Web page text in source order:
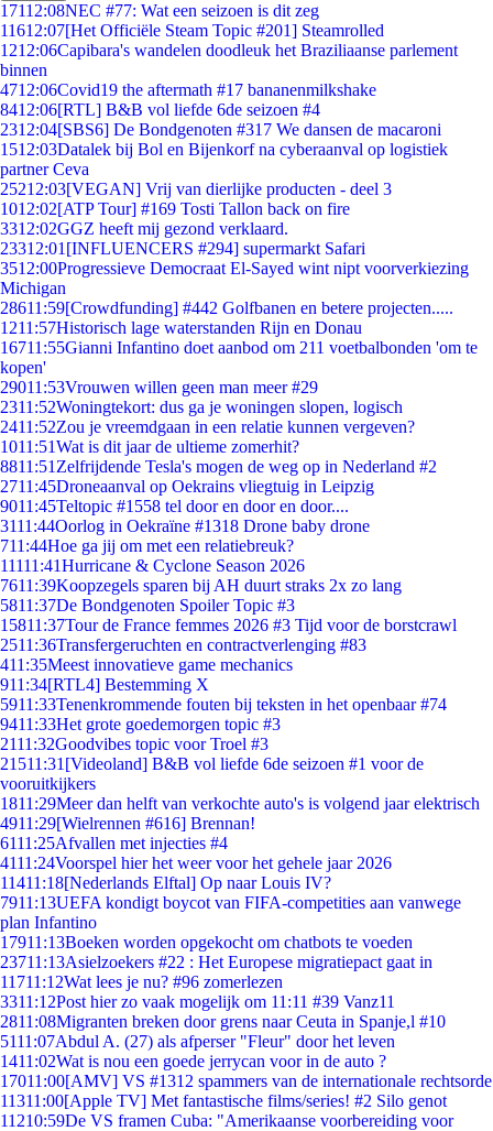
17112:08NEC #77: Wat een seizoen is dit zeg
11612:07[Het Officiële Steam Topic #201] Steamrolled
1212:06Capibara's wandelen doodleuk het Braziliaanse parlement
binnen
4712:06Covid19 the aftermath #17 bananenmilkshake
8412:06[RTL] B&B vol liefde 6de seizoen #4
2312:04[SBS6] De Bondgenoten #317 We dansen de macaroni
1512:03Datalek bij Bol en Bijenkorf na cyberaanval op logistiek
partner Ceva
25212:03[VEGAN] Vrij van dierlijke producten - deel 3
1012:02[ATP Tour] #169 Tosti Tallon back on fire
3312:02GGZ heeft mij gezond verklaard.
23312:01 [INFLUENCERS #294] supermarkt Safari
3512:00Progressieve Democraat El-Sayed wint nipt voorverkiezing
Michigan
28611:59[Crowdfunding] #442 Golfbanen en betere projecten.....
1211:57Historisch lage waterstanden Rijn en Donau
16711:55Gianni Infantino doet aanbod om 211 voetbalbonden 'om te
kopen'
29011:53Vrouwen willen geen man meer #29
2311:52Woningtekort: dus ga je woningen slopen, logisch
2411:52Zou je vreemdgaan in een relatie kunnen vergeven?
1011:51Wat is dit jaar de ultieme zomerhit?
8811:51 Zelfrijdende Tesla's mogen de weg op in Nederland #2
2711:45Droneaanval op Oekrains vliegtuig in Leipzig
9011:45Teltopic #1558 tel door en door en door....
3111:44Oorlog in Oekraïne #1318 Drone baby drone
711:44Hoe ga jij om met een relatiebreuk?
11111:41Hurricane & Cyclone Season 2026
7611:39Koopzegels sparen bij AH duurt straks 2x zo lang
5811:37De Bondgenoten Spoiler Topic #3
15811:37Tour de France femmes 2026 #3 Tijd voor de borstcrawl
2511:36Transfergeruchten en contractverlenging #83
411:35Meest innovatieve game mechanics
911:34[RTL4] Bestemming X
5911:33Tenenkrommende fouten bij teksten in het openbaar #74
9411:33Het grote goedemorgen topic #3
2111:32Goodvibes topic voor Troel #3
21511:31 [Videoland] B&B vol liefde 6de seizoen #1 voor de
vooruitkijkers
1811:29Meer dan helft van verkochte auto's is volgend jaar elektrisch
4911:29[Wielrennen #616] Brennan!
6111:25Afvallen met injecties #4
4111:24Voorspel hier het weer voor het gehele jaar 2026
11411:18[Nederlands Elftal] Op naar Louis IV?
7911:13UEFA kondigt boycot van FIFA-competities aan vanwege
plan Infantino
17911:13Boeken worden opgekocht om chatbots te voeden
23711:13Asielzoekers #22 : Het Europese migratiepact gaat in
11711:12Wat lees je nu? #96 zomerlezen
3311:12Post hier zo vaak mogelijk om 11:11 #39 Vanz11
2811:08Migranten breken door grens naar Ceuta in Spanje,l #10
5111:07Abdul A. (27) als afperser "Fleur" door het leven
1411:02Wat is nou een goede jerrycan voor in de auto ?
17011:00[AMV] VS #1312 spammers van de internationale rechtsorde
11311:00[Apple TV] Met fantastische films/series! #2 Silo genot
11210:59De VS framen Cuba: "Amerikaanse voorbereiding voor